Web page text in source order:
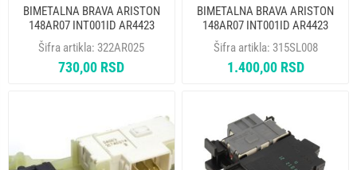
BIMETALNA BRAVA ARISTON
148AR07 INT001ID AR4423
Šifra artikla: 322AR025
730,00 RSD
BIMETALNA BRAVA ARISTON
148AR07 INT001ID AR4423
Šifra artikla: 315SL008
1.400,00 RSD